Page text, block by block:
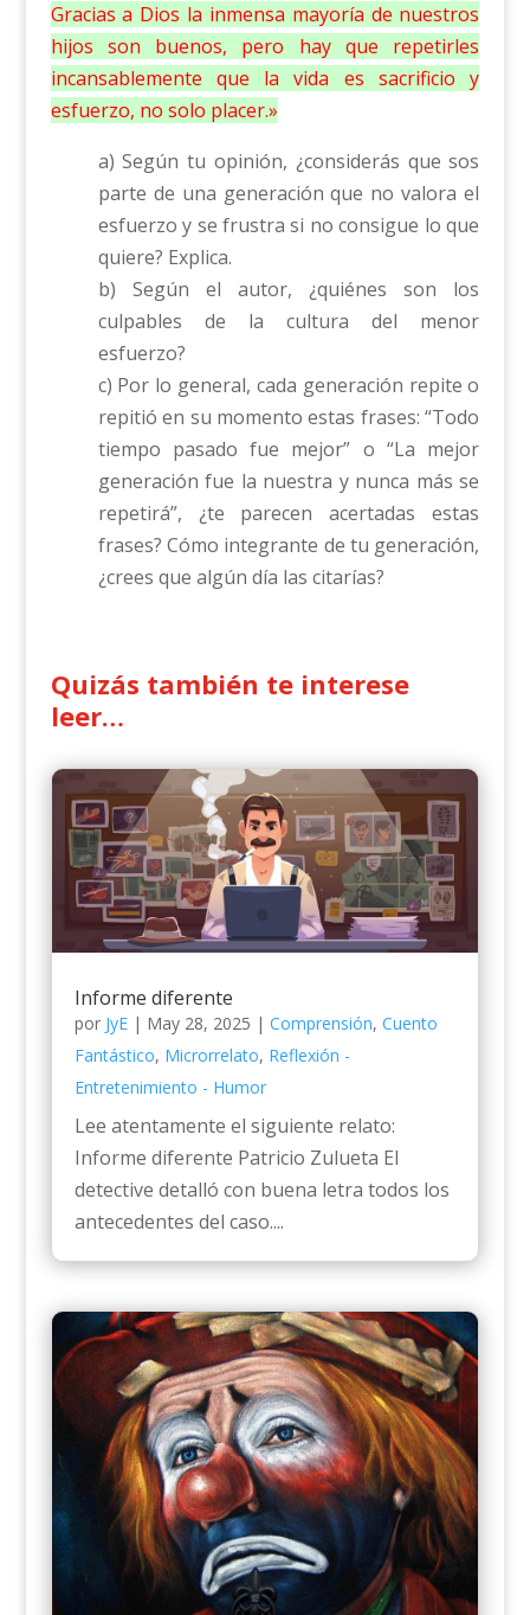
Gracias a Dios la inmensa mayoría de nuestros
hijos son buenos, pero hay que repetirles
incansablemente que la vida es sacrificio y
esfuerzo, no solo placer.»
a) Según tu opinión, ¿considerás que sos
parte de una generación que no valora el
esfuerzo y se frustra si no consigue lo que
quiere? Explica.
b) Según el autor, ¿quiénes son los
culpables de la cultura del menor
esfuerzo?
c) Por lo general, cada generación repite o
repitió en su momento estas frases: “Todo
tiempo pasado fue mejor” o “La mejor
generación fue la nuestra y nunca más se
repetirá”, ¿te parecen acertadas estas
frases? Cómo integrante de tu generación,
¿crees que algún día las citarías?
Quizás también te interese
leer…
Informe diferente
por JyE| May 28, 2025 | Comprensión, Cuento
Fantástico, Microrrelato, Reflexión -
Entretenimiento - Humor
Lee atentamente el siguiente relato:
Informe diferente Patricio Zulueta El
detective detalló con buena letra todos los
antecedentes del caso....